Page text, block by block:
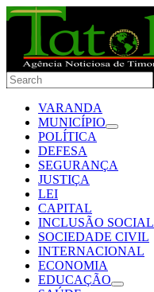
VARANDA
MUNICÍPIO
POLÍTICA
DEFESA
SEGURANÇA
JUSTIÇA
LEI
CAPITAL
INCLUSÃO SOCIAL
SOCIEDADE CIVIL
INTERNACIONAL
ECONOMIA
EDUCAÇÃO